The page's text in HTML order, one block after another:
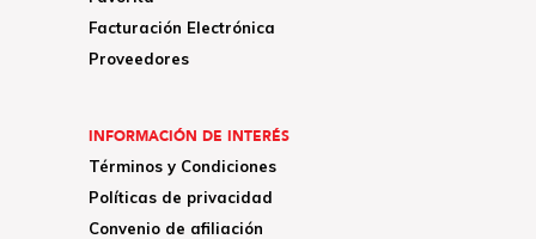
Facturación Electrónica
Proveedores
INFORMACIÓN DE INTERÉS
Términos y Condiciones
Políticas de privacidad
Convenio de afiliación